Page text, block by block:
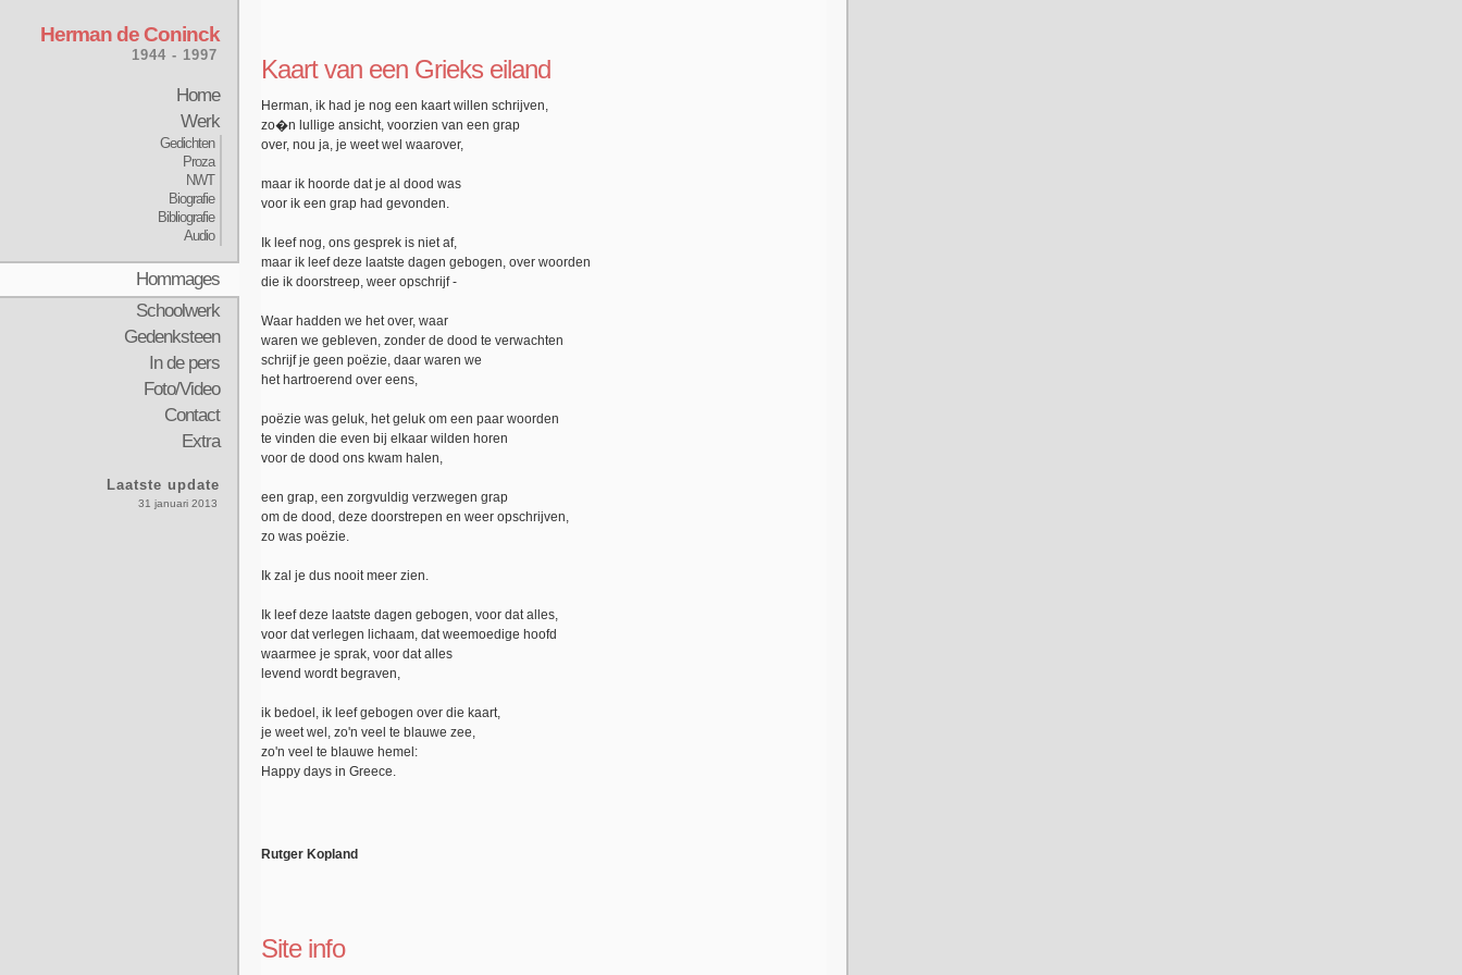
Herman de Coninck
1944 - 1997
Home
Werk
Gedichten
Proza
NWT
Biografie
Bibliografie
Audio
Hommages
Schoolwerk
Gedenksteen
In de pers
Foto/Video
Contact
Extra
Laatste update
31 januari 2013
Kaart van een Grieks eiland
Herman, ik had je nog een kaart willen schrijven,
zo�n lullige ansicht, voorzien van een grap
over, nou ja, je weet wel waarover,
maar ik hoorde dat je al dood was
voor ik een grap had gevonden.
Ik leef nog, ons gesprek is niet af,
maar ik leef deze laatste dagen gebogen, over woorden
die ik doorstreep, weer opschrijf -
Waar hadden we het over, waar
waren we gebleven, zonder de dood te verwachten
schrijf je geen poëzie, daar waren we
het hartroerend over eens,
poëzie was geluk, het geluk om een paar woorden
te vinden die even bij elkaar wilden horen
voor de dood ons kwam halen,
een grap, een zorgvuldig verzwegen grap
om de dood, deze doorstrepen en weer opschrijven,
zo was poëzie.
Ik zal je dus nooit meer zien.
Ik leef deze laatste dagen gebogen, voor dat alles,
voor dat verlegen lichaam, dat weemoedige hoofd
waarmee je sprak, voor dat alles
levend wordt begraven,
ik bedoel, ik leef gebogen over die kaart,
je weet wel, zo'n veel te blauwe zee,
zo'n veel te blauwe hemel:
Happy days in Greece.
Rutger Kopland
Site info